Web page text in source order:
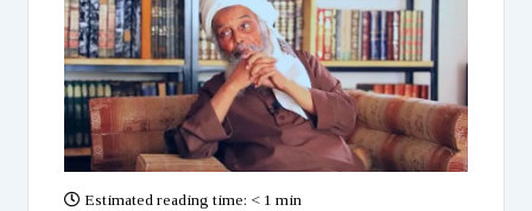
Estimated reading time: < 1 min